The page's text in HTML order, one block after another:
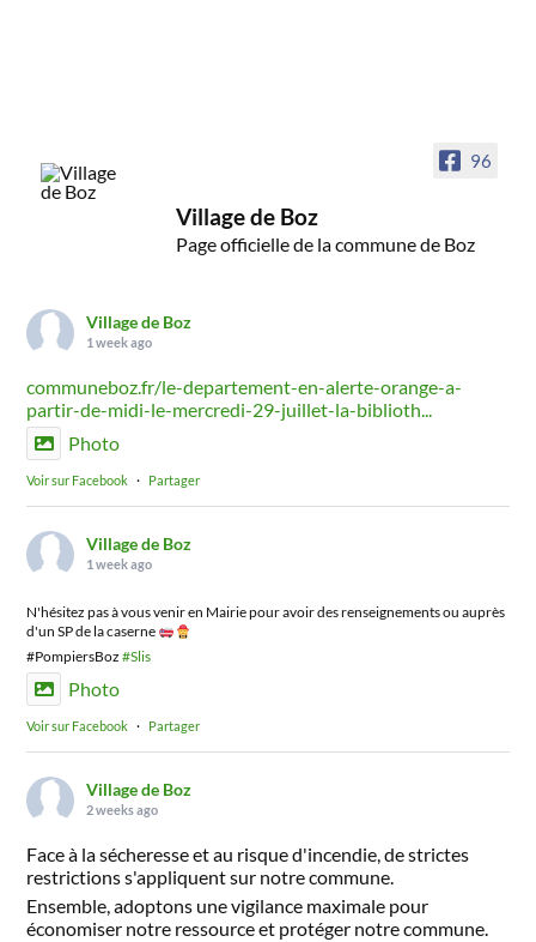
96
Village de Boz
Page officielle de la commune de Boz
Village de Boz
1 week ago
communeboz.fr/le-departement-en-alerte-orange-a-
partir-de-midi-le-mercredi-29-juillet-la-biblioth...
Photo
Voir sur Facebook · Partager
Village de Boz
1 week ago
N'hésitez pas à vous venir en Mairie pour avoir des renseignements ou auprès
d'un SP de la caserne
#PompiersBoz#Slis
Photo
Voir sur Facebook · Partager
Village de Boz
2 weeks ago
Face à la sécheresse et au risque d'incendie, de strictes
restrictions s'appliquent sur notre commune.
Ensemble, adoptons une vigilance maximale pour
économiser notre ressource et protéger notre commune.